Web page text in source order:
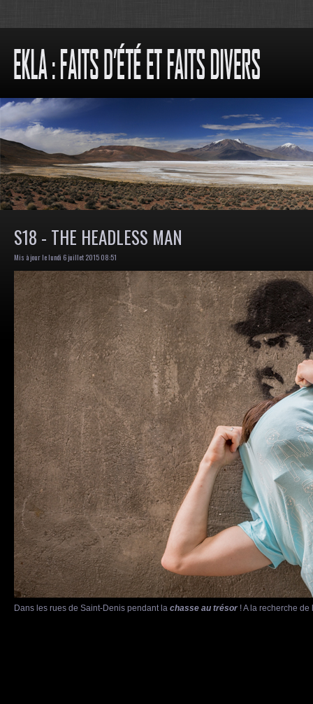
S18 - THE HEADLESS MAN
Mis à jour le lundi 6 juillet 2015 08:51
Dans les rues de Saint-Denis pendant la chasse au trésor ! A la recherche de